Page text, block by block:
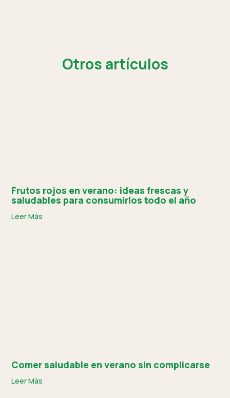
Otros artículos
Frutos rojos en verano: ideas frescas y
saludables para consumirlos todo el año
Leer Más
Comer saludable en verano sin complicarse
Leer Más